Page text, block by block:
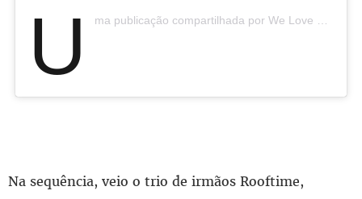
U ma publicação compartilhada por We Love Carnaval (@welovecarnaval)
Na sequência, veio o trio de irmãos Rooftime,